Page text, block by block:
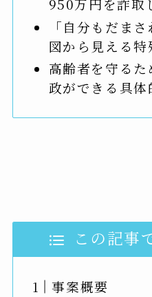
950万円を詐取
「自分もだま
図から見える特
高齢者を守る
政ができる具体
この記事
事案概要